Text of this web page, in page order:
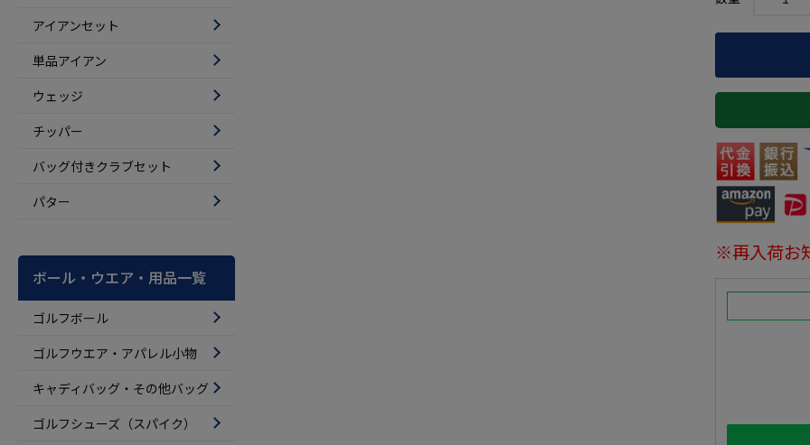
アイアンセット
単品アイアン
ウェッジ
チッパー
バッグ付きクラブセット
パター
ボール・ウエア・用品一覧
ゴルフボール
ゴルフウエア・アパレル小物
キャディバッグ・その他バッグ
ゴルフシューズ（スパイク）
※再入荷お